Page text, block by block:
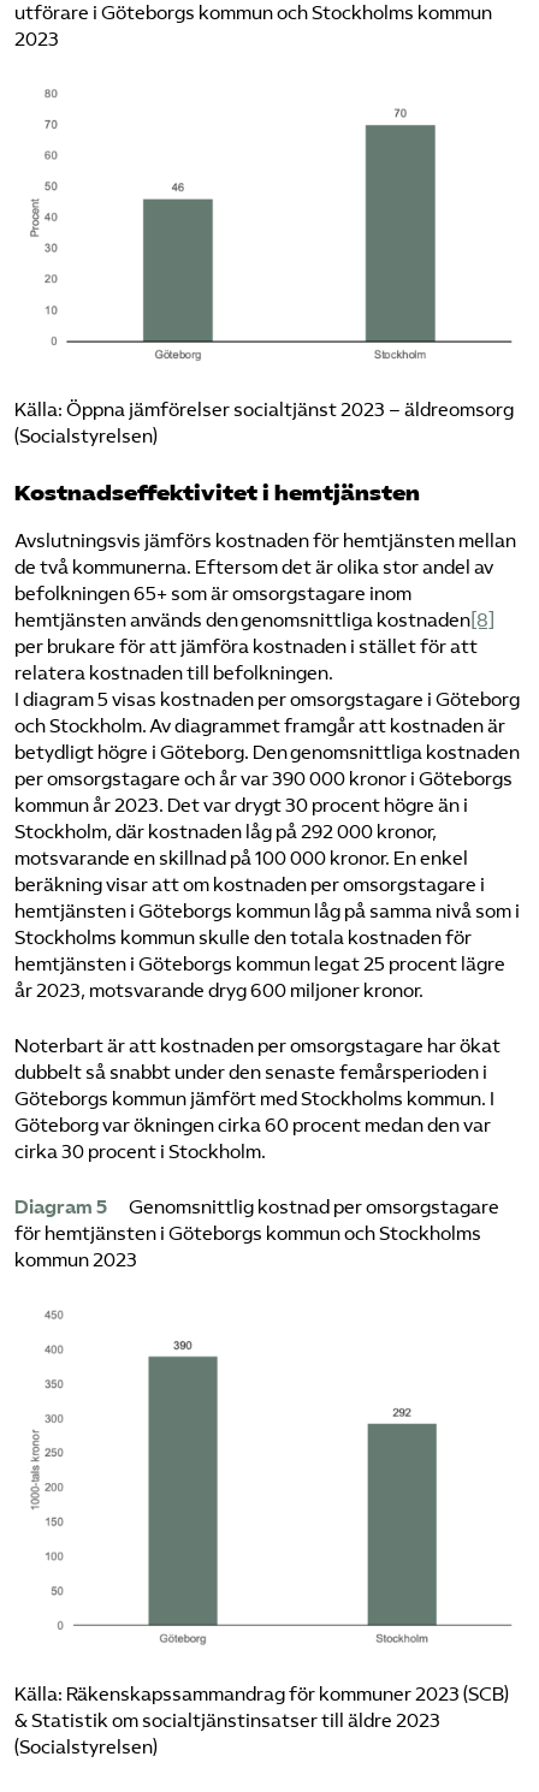
utförare i Göteborgs kommun och Stockholms kommun
2023
Källa: Öppna jämförelser socialtjänst 2023 – äldreomsorg
(Socialstyrelsen)
Kostnadseffektivitet i hemtjänsten
Avslutningsvis jämförs kostnaden för hemtjänsten mellan
de två kommunerna. Eftersom det är olika stor andel av
befolkningen 65+ som är omsorgstagare inom
hemtjänsten används den genomsnittliga kostnaden [8]
per brukare för att jämföra kostnaden i stället för att
relatera kostnaden till befolkningen.
I diagram 5 visas kostnaden per omsorgstagare i Göteborg
och Stockholm. Av diagrammet framgår att kostnaden är
betydligt högre i Göteborg. Den genomsnittliga kostnaden
per omsorgstagare och år var 390 000 kronor i Göteborgs
kommun år 2023. Det var drygt 30 procent högre än i
Stockholm, där kostnaden låg på 292 000 kronor,
motsvarande en skillnad på 100 000 kronor. En enkel
beräkning visar att om kostnaden per omsorgstagare i
hemtjänsten i Göteborgs kommun låg på samma nivå som i
Stockholms kommun skulle den totala kostnaden för
hemtjänsten i Göteborgs kommun legat 25 procent lägre
år 2023, motsvarande dryg 600 miljoner kronor.
Noterbart är att kostnaden per omsorgstagare har ökat
dubbelt så snabbt under den senaste femårsperioden i
Göteborgs kommun jämfört med Stockholms kommun. I
Göteborg var ökningen cirka 60 procent medan den var
cirka 30 procent i Stockholm.
Diagram 5 Genomsnittlig kostnad per omsorgstagare
för hemtjänsten i Göteborgs kommun och Stockholms
kommun 2023
Källa: Räkenskapssammandrag för kommuner 2023 (SCB)
& Statistik om socialtjänstinsatser till äldre 2023
(Socialstyrelsen)